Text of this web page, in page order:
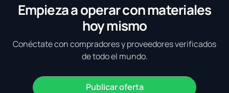
Empieza a operar con materiales
hoy mismo
Conéctate con compradores y proveedores verificados
de todo el mundo.
Publicar oferta